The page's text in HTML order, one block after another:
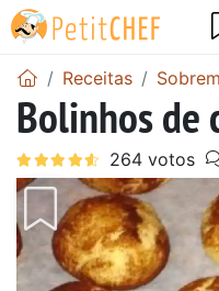
Receitas
Bolinhos de